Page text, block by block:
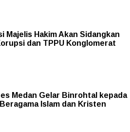
Majelis Hakim Akan Sidangkan
dan TPPU Konglomerat
Medan Gelar Binrohtal kepada
Islam dan Kristen